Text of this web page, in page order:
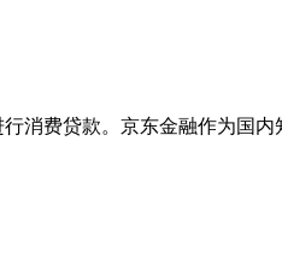
消费贷款。京东金融作为国